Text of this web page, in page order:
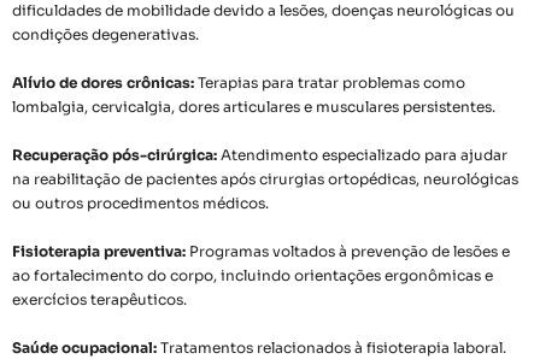
dificuldades de mobilidade devido a lesões, doenças neurológicas ou
condições degenerativas.
Alívio de dores crônicas: Terapias para tratar problemas como
lombalgia, cervicalgia, dores articulares e musculares persistentes.
Recuperação pós-cirúrgica: Atendimento especializado para ajudar
na reabilitação de pacientes após cirurgias ortopédicas, neurológicas
ou outros procedimentos médicos.
Fisioterapia preventiva: Programas voltados à prevenção de lesões e
ao fortalecimento do corpo, incluindo orientações ergonômicas e
exercícios terapêuticos.
Saúde ocupacional: Tratamentos relacionados à fisioterapia laboral.